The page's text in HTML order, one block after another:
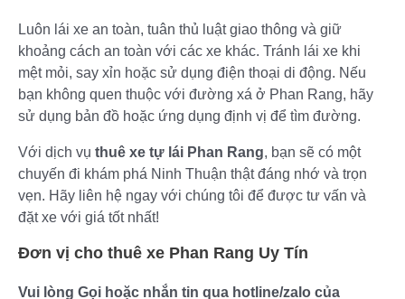
Luôn lái xe an toàn, tuân thủ luật giao thông và giữ
khoảng cách an toàn với các xe khác. Tránh lái xe khi
mệt mỏi, say xỉn hoặc sử dụng điện thoại di động. Nếu
bạn không quen thuộc với đường xá ở Phan Rang, hãy
sử dụng bản đồ hoặc ứng dụng định vị để tìm đường.
Với dịch vụ thuê xe tự lái Phan Rang, bạn sẽ có một
chuyến đi khám phá Ninh Thuận thật đáng nhớ và trọn
vẹn. Hãy liên hệ ngay với chúng tôi để được tư vấn và
đặt xe với giá tốt nhất!
Đơn vị cho thuê xe Phan Rang Uy Tín
Vui lòng Gọi hoặc nhắn tin qua hotline/zalo của